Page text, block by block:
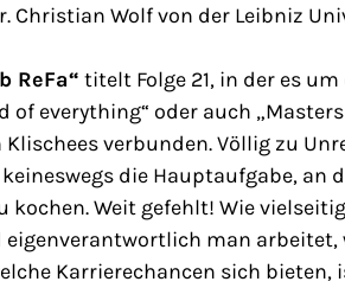
Christian Wolf von der Leibniz
ReFa“ titelt Folge 21, in der es
of everything“ oder auch
verbunden. Völlig zu
die Hauptaufgabe, an
Weit gefehlt! Wie
man arbeitet,
Karrierechancen sich bieten,